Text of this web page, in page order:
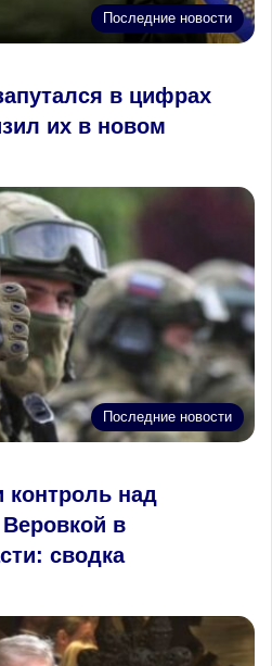
Последние новости
в цифрах
их в новом
Последние новости
над
в
сводка